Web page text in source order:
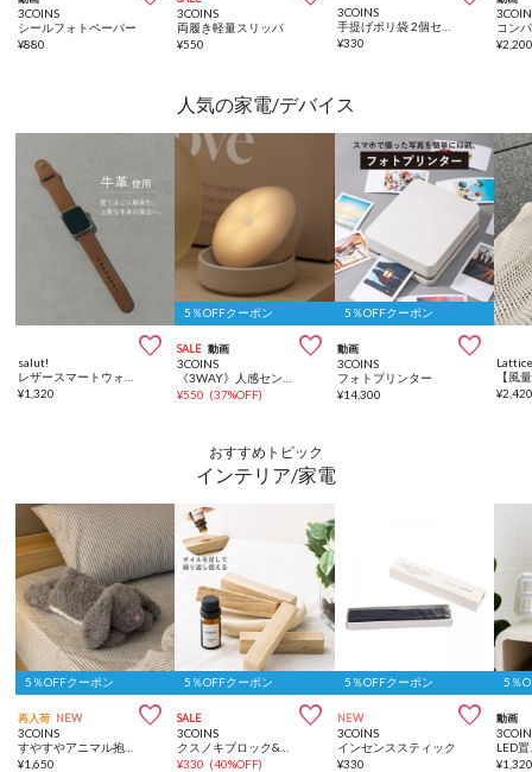
3COINS
シールフォトペーパー
¥880
3COINS
両履き軽量スリッパ
¥550
3COINS
¥330 ¥
人気の家電/デバイス

salut!
¥1,320
5％OFFクーポン
SALE 動画 
3COINS
¥550 (37%OFF)
5％OFFクーポン
動画 
3COINS
フォトプリンター
¥14,300 ¥
おすすめトピック
インテリア/家電
5％OFFクーポン
再入荷 NEW 
3COINS
¥1,650
5％OFFクーポン
SALE 
3COINS
¥330 (40%OFF)
5％OFFクーポン
NEW 
3COINS
インセンススティック
¥330
5％
動画
¥